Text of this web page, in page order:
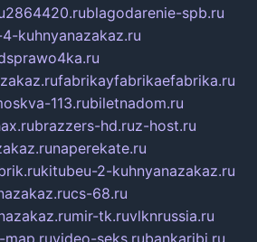
2864420.rublagodarenie-spb.ru
kuhnyanazakaz.ru
fabrikayfabrikaefabrika.ru
113.rubiletnadom.ru
brazzers-hd.ruz-host.ru
naperekate.ru
kitubeu-2-kuhnyanazakaz.ru
cs-68.ru
mir-tk.ruvlknrussia.ru
video-seks.rubankaribi.ru